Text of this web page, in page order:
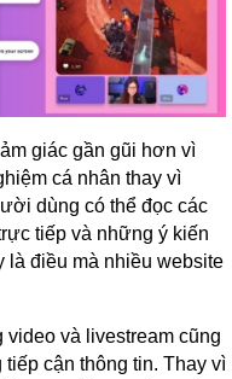
giác gần gũi hơn vì
cá nhân thay vì
dùng có thể đọc các
tiếp và những ý kiến
là điều mà nhiều website
video và livestream cũng
cận thông tin. Thay vì